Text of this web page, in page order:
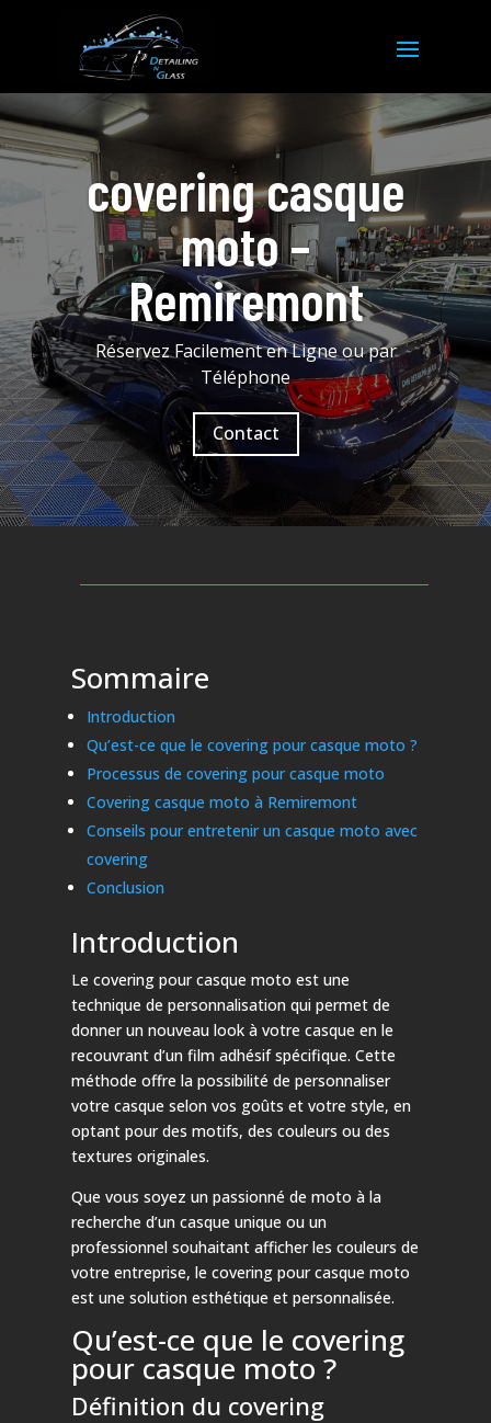
covering casque
moto –
Remiremont
Réservez Facilement en Ligne ou par
Téléphone
Contact
Sommaire
Introduction
Qu’est-ce que le covering pour casque moto ?
Processus de covering pour casque moto
Covering casque moto à Remiremont
Conseils pour entretenir un casque moto avec
covering
Conclusion
Introduction
Le covering pour casque moto est une
technique de personnalisation qui permet de
donner un nouveau look à votre casque en le
recouvrant d’un film adhésif spécifique. Cette
méthode offre la possibilité de personnaliser
votre casque selon vos goûts et votre style, en
optant pour des motifs, des couleurs ou des
textures originales.
Que vous soyez un passionné de moto à la
recherche d’un casque unique ou un
professionnel souhaitant afficher les couleurs de
votre entreprise, le covering pour casque moto
est une solution esthétique et personnalisée.
Qu’est-ce que le covering
pour casque moto ?
Définition du covering